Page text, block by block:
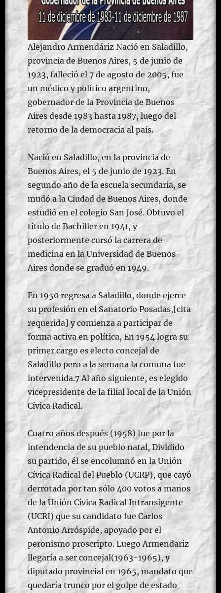
Alejandro Armendáriz Nació en Saladillo,
provincia de Buenos Aires, 5 de junio de
1923, falleció el 7 de agosto de 2005, fue
un médico y político argentino,
gobernador de la Provincia de Buenos
Aires desde 1983 hasta 1987, luego del
retorno de la democracia al país.
Nació en Saladillo, en la provincia de
Buenos Aires, el 5 de junio de 1923. En
segundo año de la escuela secundaria, se
mudó a la Ciudad de Buenos Aires, donde
estudió en el colegio San José. Obtuvo el
título de Bachiller en 1941, y
posteriormente cursó la carrera de
medicina en la Universidad de Buenos
Aires donde se graduó en 1949.
En 1950 regresa a Saladillo, donde ejerce
su profesión en el Sanatorio Posadas,[cita
requerida] y comienza a participar de
forma activa en política, En 1954 logra su
primer cargo es electo concejal de
Saladillo pero a la semana la comuna fue
intervenida.7 Al año siguiente, es elegido
vicepresidente de la filial local de la Unión
Cívica Radical.
Cuatro años después (1958) fue por la
intendencia de su pueblo natal, Dividido
su partido, él se encolumnó en la Unión
Cívica Radical del Pueblo (UCRP), que cayó
derrotada por tan sólo 400 votos a manos
de la Unión Cívica Radical Intransigente
(UCRI) que su candidato fue Carlos
Antonio Arróspide, apoyado por el
peronismo proscripto. Luego Armendariz
llegaría a ser concejal(1963-1965), y
diputado provincial en 1965, mandato que
quedaría trunco por el golpe de estado